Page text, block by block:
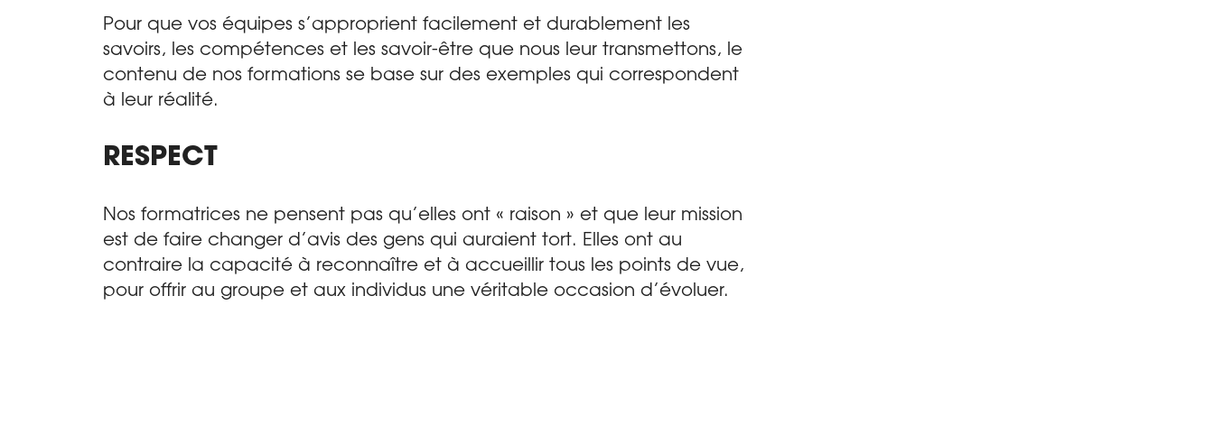
Pour que vos équipes s’approprient facilement et durablement les
savoirs, les compétences et les savoir-être que nous leur transmettons, le
contenu de nos formations se base sur des exemples qui correspondent
à leur réalité.
RESPECT
Nos formatrices ne pensent pas qu’elles ont « raison » et que leur mission
est de faire changer d’avis des gens qui auraient tort. Elles ont au
contraire la capacité à reconnaître et à accueillir tous les points de vue,
pour offrir au groupe et aux individus une véritable occasion d’évoluer.